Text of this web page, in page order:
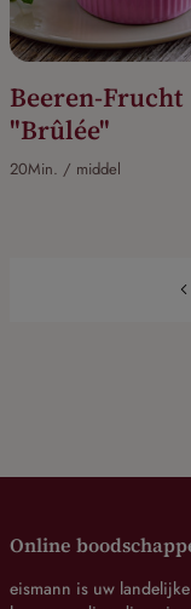
Beeren-Frucht
"Brûlée"
20Min. / middel
Online
eismann is uw